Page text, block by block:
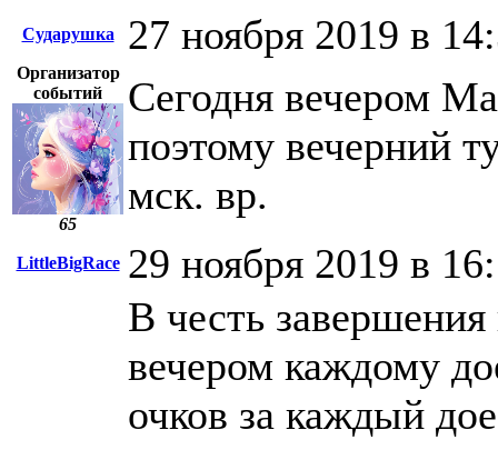
Сударушка 27 ноября 2019 в
Организатор
событий
65
Сегодня вечером
поэтому вечерний
мск. вр.
LittleBigRace 29 ноября 2019 в
В честь завершения
вечером каждому
очков за каждый